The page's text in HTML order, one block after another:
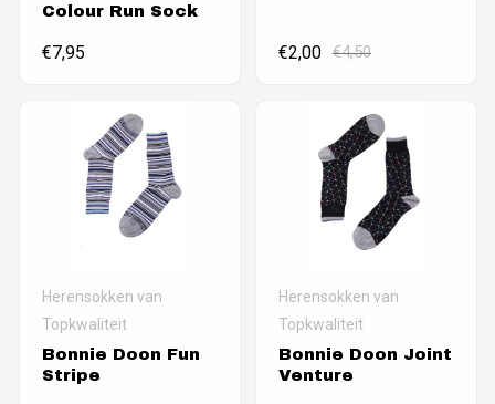
Colour Run Sock
€7,95 €4,50
€2,00
Herensokken van
Topkwaliteit
Bonnie Doon Fun
Stripe
Herensokken van
Topkwaliteit
Bonnie Doon Joint
Venture